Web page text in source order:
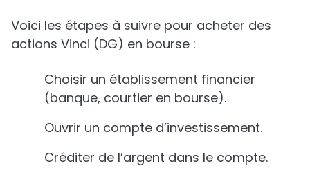
Voici les étapes à suivre pour acheter des
actions Vinci (DG) en bourse :
Choisir un établissement financier
(banque, courtier en bourse).
Ouvrir un compte d’investissement.
Créditer de l’argent dans le compte.